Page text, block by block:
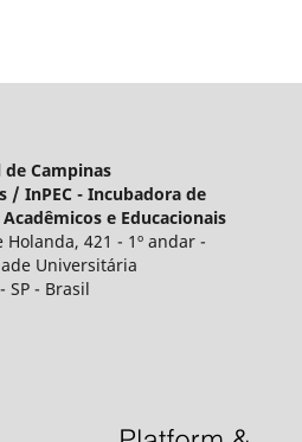
Campinas
/ InPEC - Incubadora de
e Educacionais
421 - 1º andar -
Universitária
SP - Brasil